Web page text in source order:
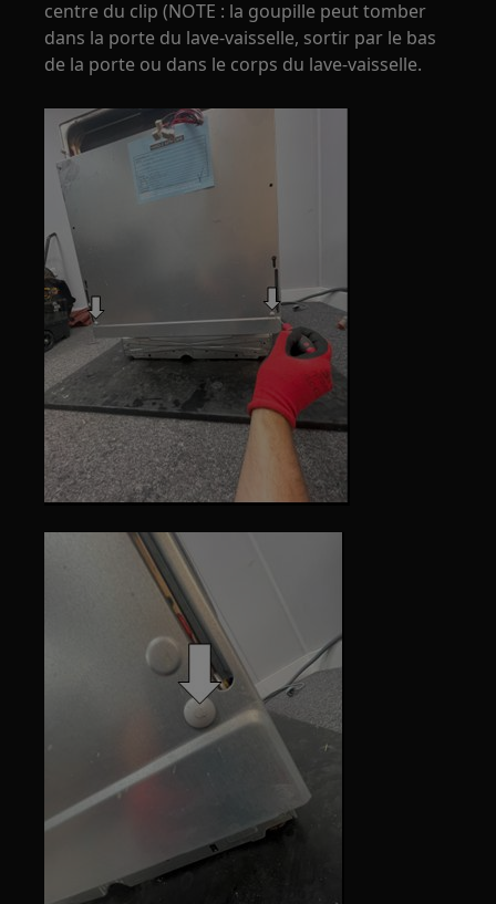
centre du clip (NOTE : la goupille peut tomber
dans la porte du lave-vaisselle, sortir par le bas
de la porte ou dans le corps du lave-vaisselle.